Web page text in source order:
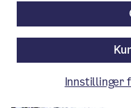
Av Byrådslederens kontor
Artikkelen er
Innstillinger